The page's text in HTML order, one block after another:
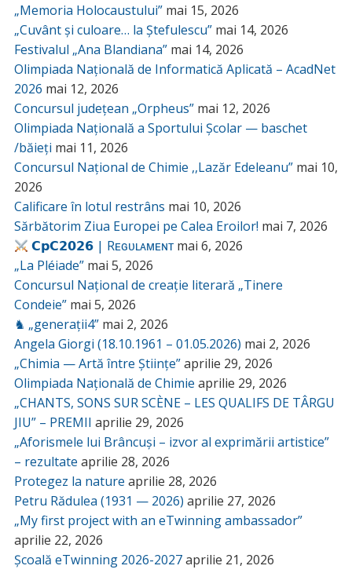
„Memoria Holocaustului” mai 15, 2026
„Cuvânt și culoare… la Ștefulescu” mai 14, 2026
Festivalul „Ana Blandiana” mai 14, 2026
Olimpiada Națională de Informatică Aplicată – AcadNet
2026 mai 12, 2026
Concursul județean „Orpheus” mai 12, 2026
Olimpiada Națională a Sportului Școlar — baschet
/băieți mai 11, 2026
Concursul Național de Chimie ,,Lazăr Edeleanu” mai 10,
2026
Calificare în lotul restrâns mai 10, 2026
Sărbătorim Ziua Europei pe Calea Eroilor! mai 7, 2026
𝗖𝗽𝗖𝟮𝟬𝟮𝟲 | Rᴇɢᴜʟᴀᴍᴇɴᴛ mai 6, 2026
„La Pléiade” mai 5, 2026
Concursul Național de creație literară „Tinere
Condeie” mai 5, 2026
♞ „generații4” mai 2, 2026
Angela Giorgi (18.10.1961 – 01.05.2026) mai 2, 2026
„Chimia — Artă între Științe”aprilie 29, 2026
Olimpiada Națională de Chimie aprilie 29, 2026
„CHANTS, SONS SUR SCÈNE – LES QUALIFS DE TÂRGU
JIU” – PREMII aprilie 29, 2026
„Aforismele lui Brâncuși – izvor al exprimării artistice”
– rezultate aprilie 28, 2026
Protegez la nature aprilie 28, 2026
Petru Rădulea (1931 — 2026) aprilie 27, 2026
„My first project with an eTwinning ambassador”
aprilie 22, 2026
Școală eTwinning 2026-2027aprilie 21, 2026